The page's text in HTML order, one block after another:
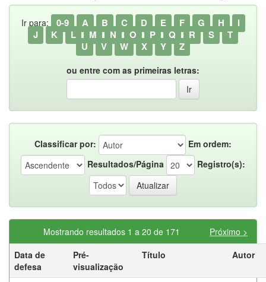
Ir para: 0-9 A B C D E F G H
I
J
K L M N O P Q R S
T
U
V W X Y Z
ou entre com as primeiras letras:
Classificar por:
Em ordem:
Resultados/Página
Registro(s):
Mostrando resultados 1 a 20 de 171
Próximo >
Data de
defesa
Pré-
visualização
Título Autor